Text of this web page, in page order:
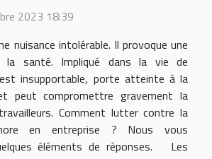
2023 18:39
nuisance intolérable. Il provoque une
la santé. Impliqué dans la vie de
insupportable, porte atteinte à la
peut compromettre gravement la
Comment lutter contre la
en entreprise ? Nous vous
éléments de réponses. Les